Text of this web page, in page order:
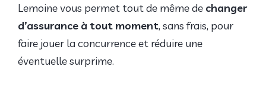
Lemoine vous permet tout de même de changer
d’assurance à tout moment, sans frais, pour
faire jouer la concurrence et réduire une
éventuelle surprime.